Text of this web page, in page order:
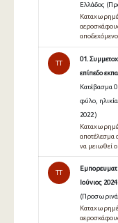
Ελλάδος
TT
01.
επίπεδο
Κατέβασμα
φύλο,
2022 )
αποτέλεσμα
να μειωθεί ο
TT
Ιούνιος 2024
(Προσωρινά